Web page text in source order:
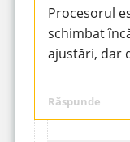
Procesorul
schimbat
ajustări, dar
Răspunde